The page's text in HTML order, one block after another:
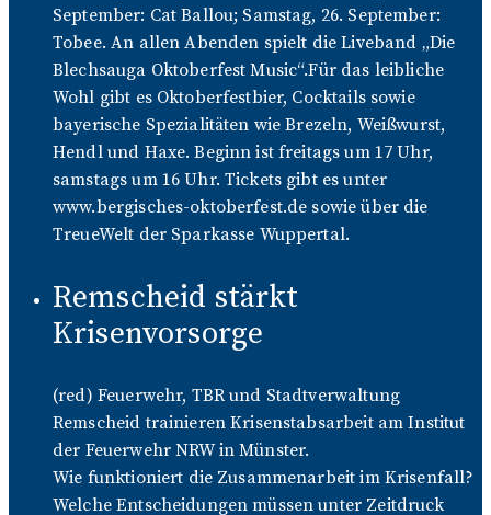
September: Cat Ballou; Samstag, 26. September:
Tobee. An allen Abenden spielt die Liveband „Die
Blechsauga Oktoberfest Music“.Für das leibliche
Wohl gibt es Oktoberfestbier, Cocktails sowie
bayerische Spezialitäten wie Brezeln, Weißwurst,
Hendl und Haxe. Beginn ist freitags um 17 Uhr,
samstags um 16 Uhr. Tickets gibt es unter
www.bergisches-oktoberfest.de sowie über die
TreueWelt der Sparkasse Wuppertal.
Remscheid stärkt
Krisenvorsorge
(red) Feuerwehr, TBR und Stadtverwaltung
Remscheid trainieren Krisenstabsarbeit am Institut
der Feuerwehr NRW in Münster.
Wie funktioniert die Zusammenarbeit im Krisenfall?
Welche Entscheidungen müssen unter Zeitdruck